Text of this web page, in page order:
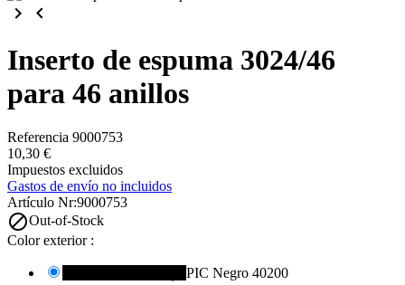
keyboard_arrow_right keyboard_arrow_left
Inserto de espuma 3024/46
para 46 anillos
Referencia 9000753
10,30 €
Impuestos excluidos
Gastos de envío no incluidos
Artículo Nr:9000753
Out-of-Stock
Color exterior :
PIC Negro 40200